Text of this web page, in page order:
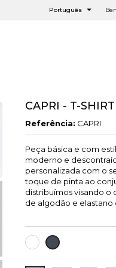
Português 
CAPRI - T-
Referência: CAPRI
Peça básica e com
moderno e
personalizada com o
toque de pinta ao
distribuímos visando o
de algodão e elastano
BRANCO
PRETO